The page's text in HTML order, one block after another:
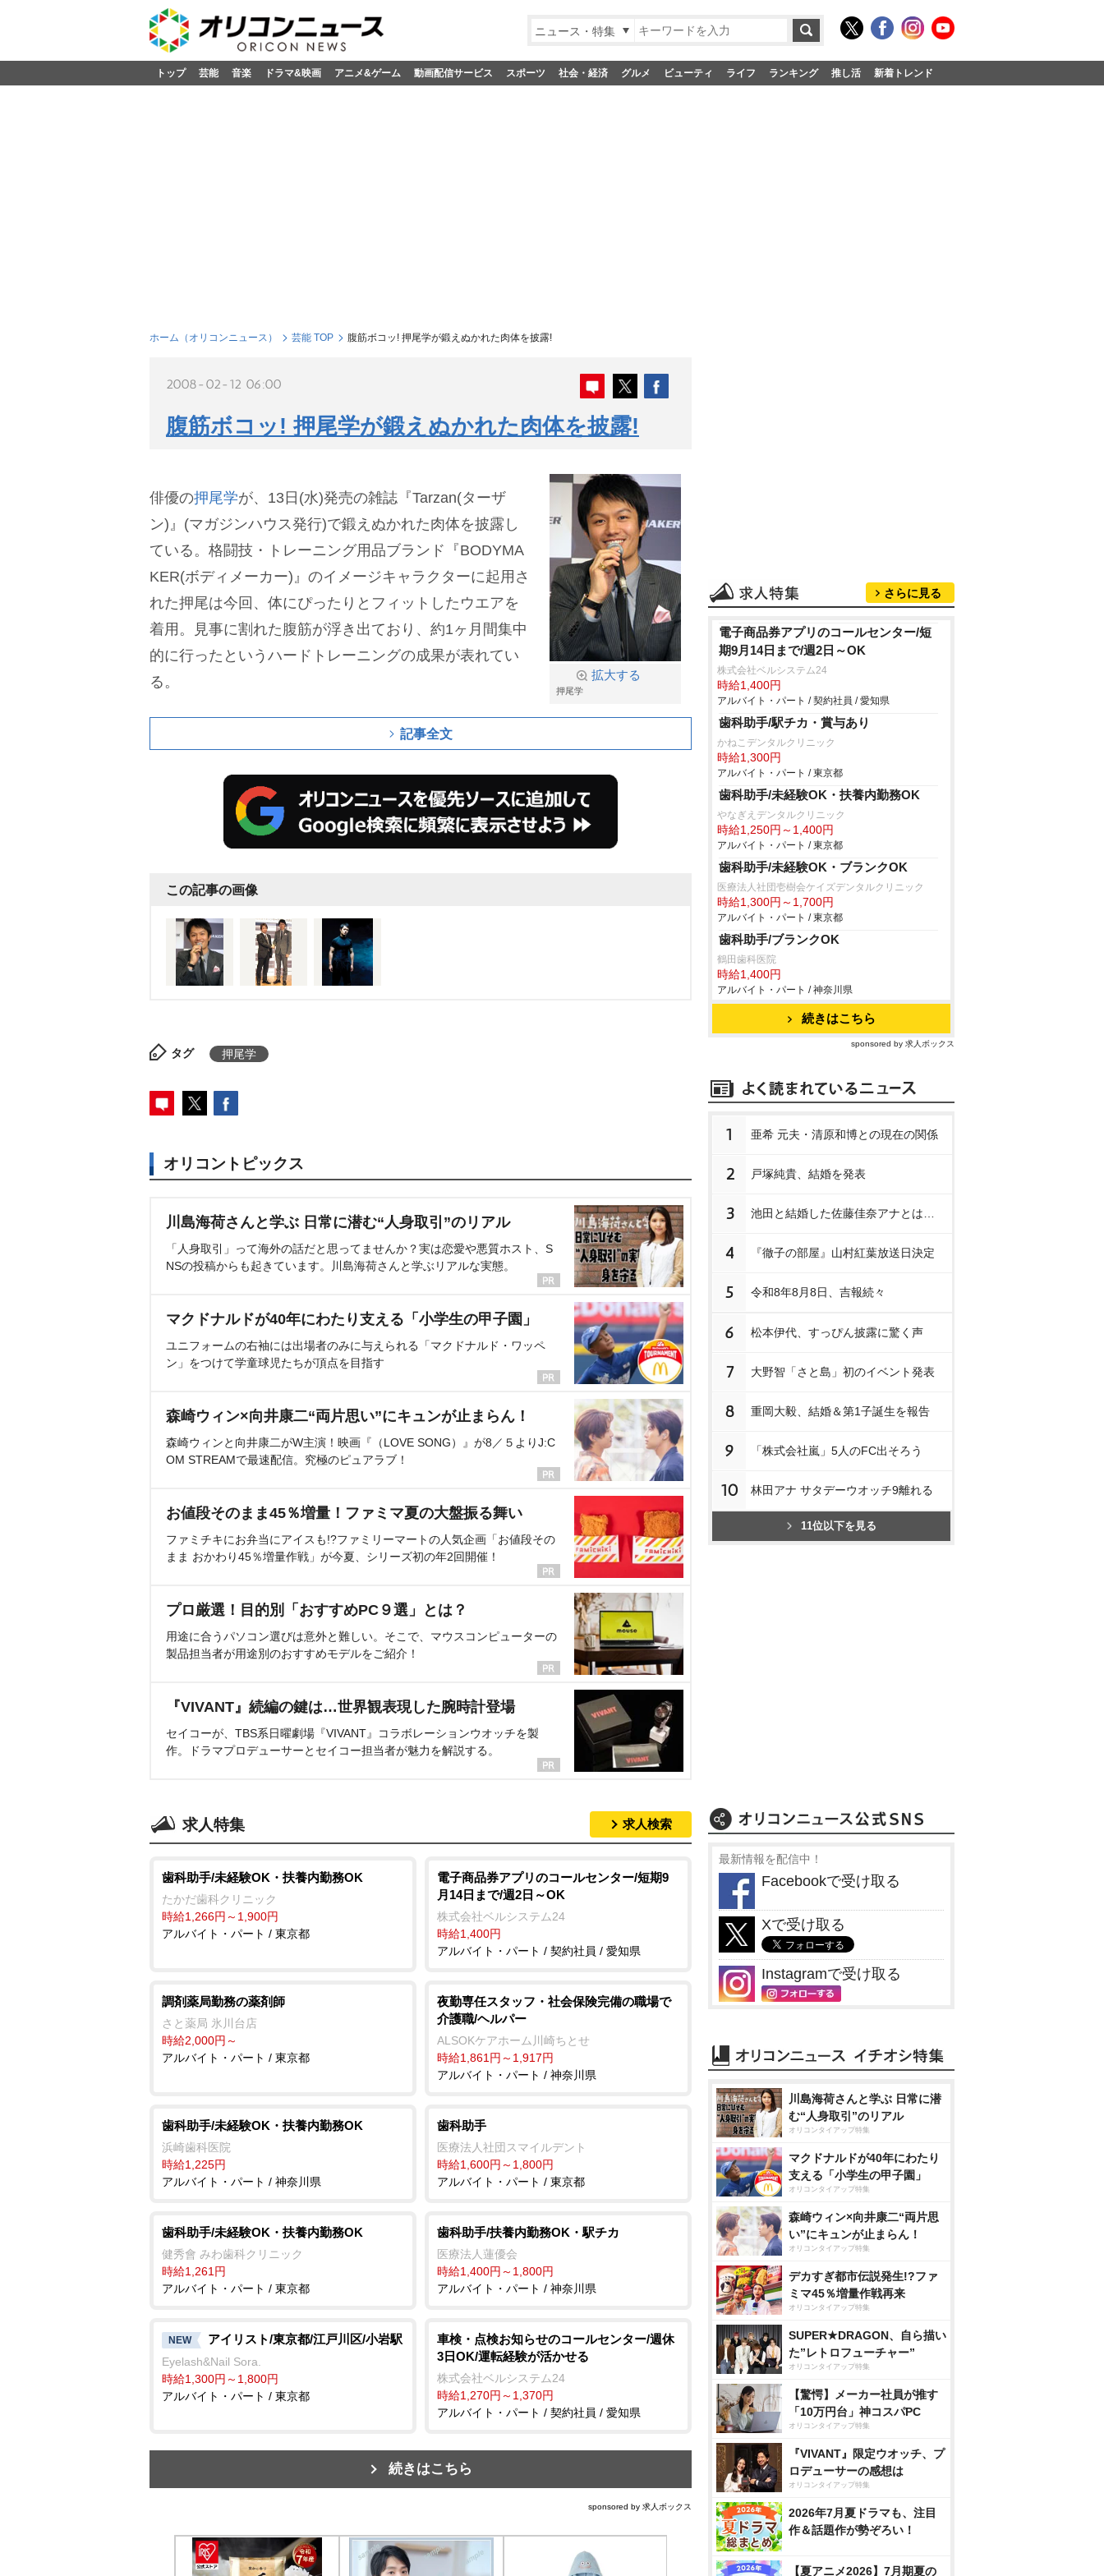
ニュース・特集
トップ 芸能 音楽 ドラマ&映画 アニメ&ゲーム 動画配信サービス スポーツ 社会・経済 グルメ ビューティ ライフ ランキング 推し活 新着トレンド
ホーム（オリコンニュース） 芸能 TOP 腹筋ボコッ! 押尾学が鍛えぬかれた肉体を披露!
2008-02-12 06:00
腹筋ボコッ! 押尾学が鍛えぬかれた肉体を披露!
拡大する
押尾学
俳優の押尾学が、13日(水)発売の雑誌『Tarzan(ターザ
ン)』(マガジンハウス発行)で鍛えぬかれた肉体を披露し
ている。格闘技・トレーニング用品ブランド『BODYMA
KER(ボディメーカー)』のイメージキャラクターに起用さ
れた押尾は今回、体にぴったりとフィットしたウエアを
着用。見事に割れた腹筋が浮き出ており、約1ヶ月間集中
的に行ったというハードトレーニングの成果が表れてい
る。
記事全文
この記事の画像
タグ 押尾学
オリコントピックス
川島海荷さんと学ぶ 日常に潜む“人身取引”のリアル
「人身取引」って海外の話だと思ってませんか？実は恋愛や悪質ホスト、S
NSの投稿からも起きています。川島海荷さんと学ぶリアルな実態。
マクドナルドが40年にわたり支える「小学生の甲子園」
ユニフォームの右袖には出場者のみに与えられる「マクドナルド・ワッペ
ン」をつけて学童球児たちが頂点を目指す
森崎ウィン×向井康二“両片思い”にキュンが止まらん！
森崎ウィンと向井康二がW主演！映画『（LOVE SONG）』が8／５よりJ:C
OM STREAMで最速配信。究極のピュアラブ！
お値段そのまま45％増量！ファミマ夏の大盤振る舞い
ファミチキにお弁当にアイスも!?ファミリーマートの人気企画「お値段その
まま おかわり45％増量作戦」が今夏、シリーズ初の年2回開催！
プロ厳選！目的別「おすすめPC９選」とは？
用途に合うパソコン選びは意外と難しい。そこで、マウスコンピューターの
製品担当者が用途別のおすすめモデルをご紹介！
『VIVANT』続編の鍵は…世界観表現した腕時計登場
セイコーが、TBS系日曜劇場『VIVANT』コラボレーションウオッチを製
作。ドラマプロデューサーとセイコー担当者が魅力を解説する。
求人特集 求人検索
歯科助手/未経験OK・扶養内勤務OK
たかだ歯科クリニック
時給1,266円～1,900円
アルバイト・パート / 東京都
電子商品券アプリのコールセンター/短期9
月14日まで/週2日～OK
株式会社ベルシステム24
時給1,400円
アルバイト・パート / 契約社員 / 愛知県
調剤薬局勤務の薬剤師
さと薬局 氷川台店
時給2,000円～
アルバイト・パート / 東京都
夜勤専任スタッフ・社会保険完備の職場で
介護職/ヘルパー
ALSOKケアホーム川崎ちとせ
時給1,861円～1,917円
アルバイト・パート / 神奈川県
歯科助手/未経験OK・扶養内勤務OK
浜崎歯科医院
時給1,225円
アルバイト・パート / 神奈川県
歯科助手
医療法人社団スマイルデント
時給1,600円～1,800円
アルバイト・パート / 東京都
歯科助手/未経験OK・扶養内勤務OK
健秀會 みわ歯科クリニック
時給1,261円
アルバイト・パート / 東京都
歯科助手/扶養内勤務OK・駅チカ
医療法人蓮優会
時給1,400円～1,800円
アルバイト・パート / 神奈川県
NEW アイリスト/東京都/江戸川区/小岩駅
Eyelash&Nail Sora.
時給1,300円～1,800円
アルバイト・パート / 東京都
車検・点検お知らせのコールセンター/週休
3日OK/運転経験が活かせる
株式会社ベルシステム24
時給1,270円～1,370円
アルバイト・パート / 契約社員 / 愛知県
続きはこちら
sponsored by 求人ボックス
さらに見る
電子商品券アプリのコールセンター/短
期9月14日まで/週2日～OK
株式会社ベルシステム24
時給1,400円
アルバイト・パート / 契約社員 / 愛知県
歯科助手/駅チカ・賞与あり
かねこデンタルクリニック
時給1,300円
アルバイト・パート / 東京都
歯科助手/未経験OK・扶養内勤務OK
なぎえデンタルクリニック
時給1,250円～1,400円
アルバイト・パート / 東京都
歯科助手/未経験OK・ブランクOK
医療法人社団壱樹会ケイズデンタルクリニック
時給1,300円～1,700円
アルバイト・パート / 東京都
歯科助手/ブランクOK
鶴田歯科医院
時給1,400円
アルバイト・パート / 神奈川県
続きはこちら
sponsored by 求人ボックス
1 亜希 元夫・清原和博との現在の関係
2 戸塚純貴、結婚を発表
3 池田と結婚した佐藤佳奈アナとは…
4 『徹子の部屋』山村紅葉放送日決定
5 令和8年8月8日、吉報続々
6 松本伊代、すっぴん披露に驚く声
7 大野智「さと島」初のイベント発表
8 重岡大毅、結婚＆第1子誕生を報告
9 「株式会社嵐」5人のFC出そろう
10 林田アナ サタデーウオッチ9離れる
11位以下を見る
最新情報を配信中！
Facebookで受け取る
Xで受け取る
Instagramで受け取る
川島海荷さんと学ぶ 日常に潜
む“人身取引”のリアル
オリコンタイアップ特集
マクドナルドが40年にわたり
支える「小学生の甲子園」
オリコンタイアップ特集
森崎ウィン×向井康二“両片思
い”にキュンが止まらん！
オリコンタイアップ特集
デカすぎ都市伝説発生!?ファ
ミマ45％増量作戦再来
オリコンタイアップ特集
SUPER★DRAGON、自ら描い
た”レトロフューチャー”
オリコンタイアップ特集
【驚愕】メーカー社員が推す
「10万円台」神コスパPC
オリコンタイアップ特集
『VIVANT』限定ウオッチ、プ
ロデューサーの感想は
オリコンタイアップ特集
2026年7月夏ドラマも、注目
作＆話題作が勢ぞろい！
【夏アニメ2026】7月期夏の